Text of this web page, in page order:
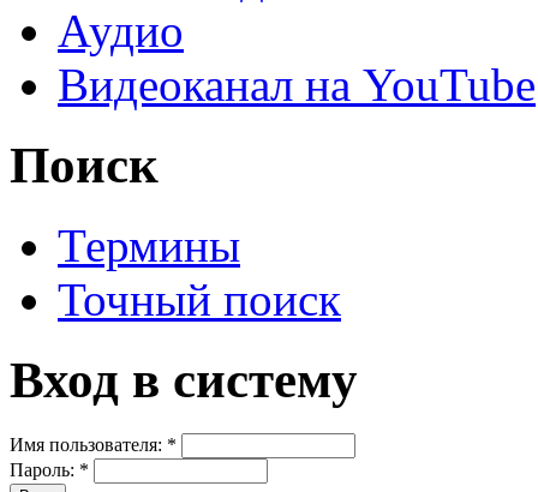
Аудио
Видеоканал на YouTube
Поиск
Термины
Точный поиск
Вход в систему
Имя пользователя: *
Пароль: *